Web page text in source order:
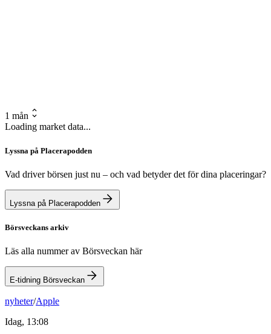
1 mån
Loading market data...
Lyssna på Placerapodden
Vad driver börsen just nu – och vad betyder det för dina placeringar?
Lyssna på Placerapodden
Börsveckans arkiv
Läs alla nummer av Börsveckan här
E-tidning Börsveckan
nyheter/Apple
Idag, 13:08